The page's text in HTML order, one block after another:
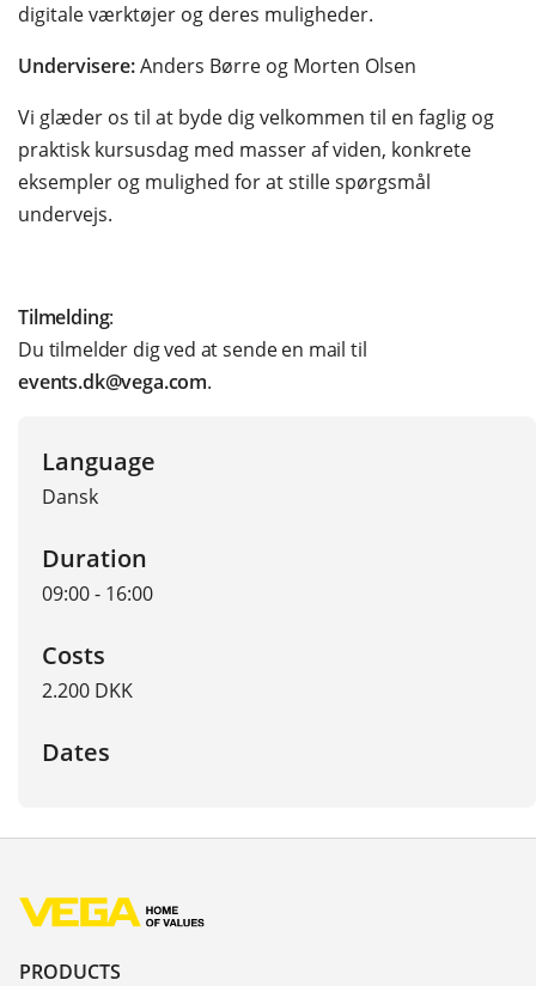
digitale værktøjer og deres muligheder.
Undervisere:Anders Børre og Morten Olsen
Vi glæder os til at byde dig velkommen til en faglig og
praktisk kursusdag med masser af viden, konkrete
eksempler og mulighed for at stille spørgsmål
undervejs.
Tilmelding:
Du tilmelder dig ved at sende en mail til
events.dk@vega.com.
Language
Dansk
Duration
09:00 - 16:00
Costs
2.200 DKK
Dates
PRODUCTS